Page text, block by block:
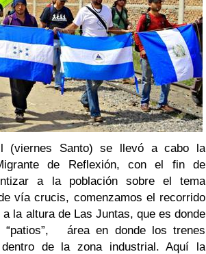
(viernes Santo) se llevó a cabo la
de Reflexión, con el fin de
a la población sobre el tema
vía crucis, comenzamos el recorrido
la altura de Las Juntas, que es donde
“patios”, área en donde los trenes
de la zona industrial. Aquí la